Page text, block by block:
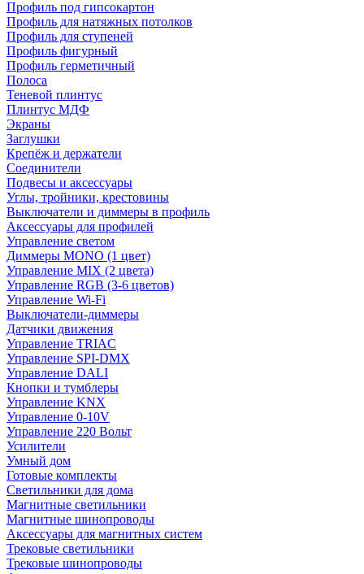
Профиль под гипсокартон
Профиль для натяжных потолков
Профиль для ступеней
Профиль фигурный
Профиль герметичный
Полоса
Теневой плинтус
Плинтус МДФ
Экраны
Заглушки
Крепёж и держатели
Соединители
Подвесы и аксессуары
Углы, тройники, крестовины
Выключатели и диммеры в профиль
Аксессуары для профилей
Управление светом
Диммеры MONO (1 цвет)
Управление MIX (2 цвета)
Управление RGB (3-6 цветов)
Управление Wi-Fi
Выключатели-диммеры
Датчики движения
Управление TRIAC
Управление SPI-DMX
Управление DALI
Кнопки и тумблеры
Управление KNX
Управление 0-10V
Управление 220 Вольт
Усилители
Умный дом
Готовые комплекты
Светильники для дома
Магнитные светильники
Магнитные шинопроводы
Аксессуары для магнитных систем
Трековые светильники
Трековые шинопроводы